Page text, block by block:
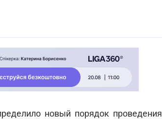
новый порядок проведения